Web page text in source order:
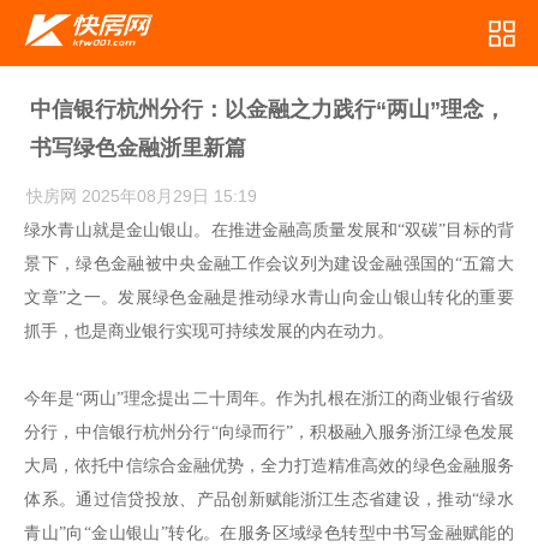
中信银行杭州分行：以金融之力践行“两山”理念，
书写绿色金融浙里新篇
快房网 2025年08月29日 15:19
绿水青山就是金山银山。在推进金融高质量发展和“双碳”目标的背
景下，绿色金融被中央金融工作会议列为建设金融强国的“五篇大
文章”之一。发展绿色金融是推动绿水青山向金山银山转化的重要
抓手，也是商业银行实现可持续发展的内在动力。
今年是“两山”理念提出二十周年。作为扎根在浙江的商业银行省级
分行，中信银行杭州分行“向绿而行”，积极融入服务浙江绿色发展
大局，依托中信综合金融优势，全力打造精准高效的绿色金融服务
体系。通过信贷投放、产品创新赋能浙江生态省建设，推动“绿水
青山”向“金山银山”转化。在服务区域绿色转型中书写金融赋能的